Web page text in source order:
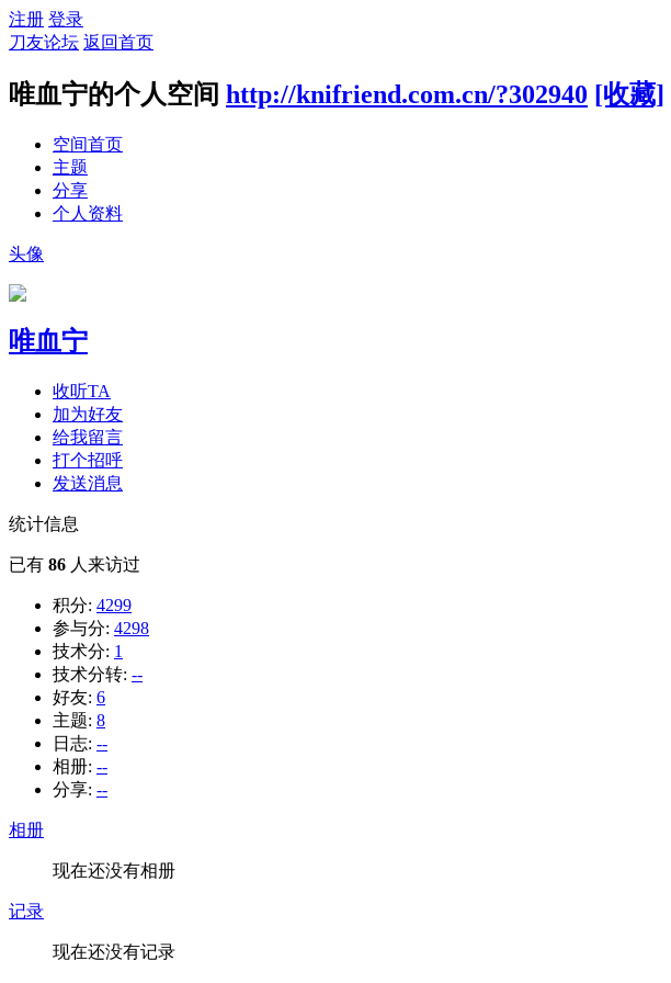
注册 登录
刀友论坛 返回首页
唯血宁的个人空间 http://knifriend.com.cn/?302940 [收藏]
空间首页
主题
分享
个人资料
头像
唯血宁
收听TA
加为好友
给我留言
打个招呼
发送消息
统计信息
已有 86 人来访过
积分: 4299
参与分: 4298
技术分: 1
技术分转: --
好友: 6
主题: 8
日志: --
相册: --
分享: --
相册
现在还没有相册
记录
现在还没有记录